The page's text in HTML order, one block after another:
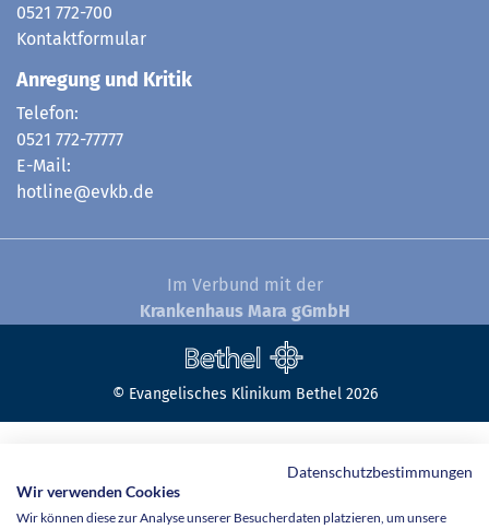
0521 772-700
Kontaktformular
Anregung und Kritik
Telefon:
0521 772-77777
E-Mail:
hotline@evkb.de
Im Verbund mit der
Krankenhaus Mara gGmbH
© Evangelisches Klinikum Bethel 2026
Datenschutzbestimmungen
Wir verwenden Cookies
Wir können diese zur Analyse unserer Besucherdaten platzieren, um unsere